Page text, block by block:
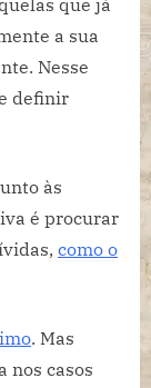
que já
a sua
Nesse
definir
às
é procurar
como o
. Mas
nos casos